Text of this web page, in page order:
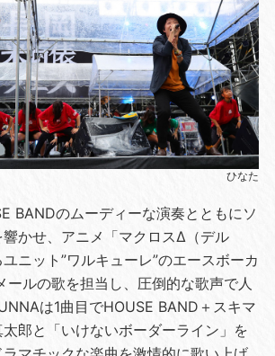
ひなた
BANDのムーディーな演奏とともにソ
かせ、アニメ「マクロスΔ（デル
ニット”ワルキューレ”のエースボーカ
ールの歌を担当し、圧倒的な歌声で人
は1曲目でHOUSE BAND＋スキマ
郎と「いけないボーダーライン」を